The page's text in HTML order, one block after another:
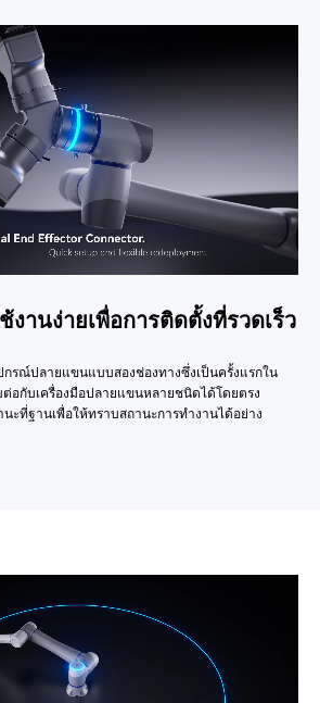
านง่ายเพื่อการติดตั้งที่รวดเร็ว
รณ์ปลายแขนแบบสองช่องทางซึ่งเป็นครั้งแรกใน
ต่อกับเครื่องมือปลายแขนหลายชนิดได้โดยตรง
ะที่ฐานเพื่อให้ทราบสถานะการทำงานได้อย่าง